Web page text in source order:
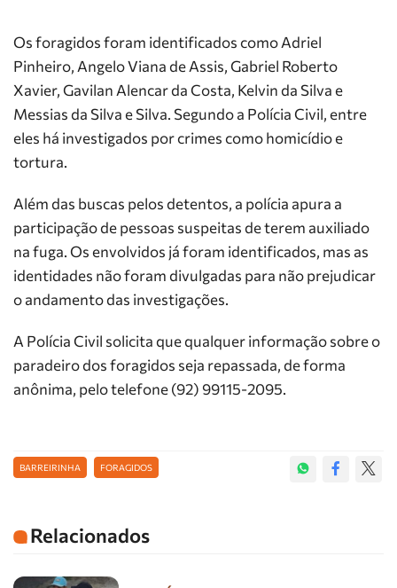
Os foragidos foram identificados como Adriel
Pinheiro, Angelo Viana de Assis, Gabriel Roberto
Xavier, Gavilan Alencar da Costa, Kelvin da Silva e
Messias da Silva e Silva. Segundo a Polícia Civil, entre
eles há investigados por crimes como homicídio e
tortura.
Além das buscas pelos detentos, a polícia apura a
participação de pessoas suspeitas de terem auxiliado
na fuga. Os envolvidos já foram identificados, mas as
identidades não foram divulgadas para não prejudicar
o andamento das investigações.
A Polícia Civil solicita que qualquer informação sobre o
paradeiro dos foragidos seja repassada, de forma
anônima, pelo telefone (92) 99115-2095.
BARREIRINHA FORAGIDOS
Relacionados